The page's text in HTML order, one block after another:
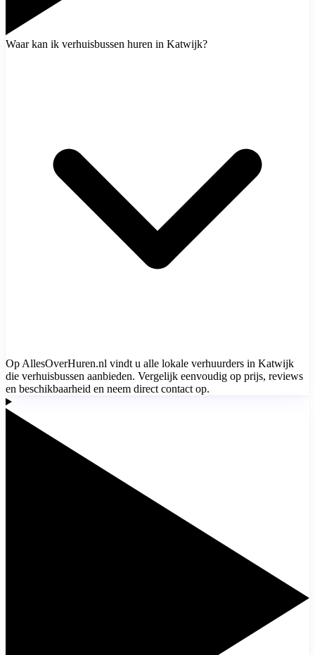
Waar kan ik verhuisbussen huren in Katwijk?
Op AllesOverHuren.nl vindt u alle lokale verhuurders in Katwijk
die verhuisbussen aanbieden. Vergelijk eenvoudig op prijs, reviews
en beschikbaarheid en neem direct contact op.